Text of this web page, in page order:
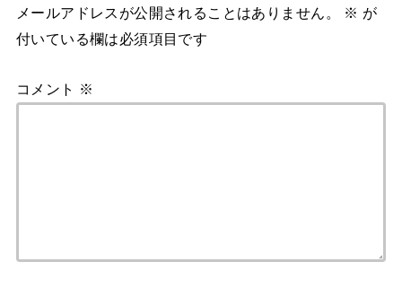
メールアドレスが公開されることはありません。 ※ が
付いている欄は必須項目です
コメント ※